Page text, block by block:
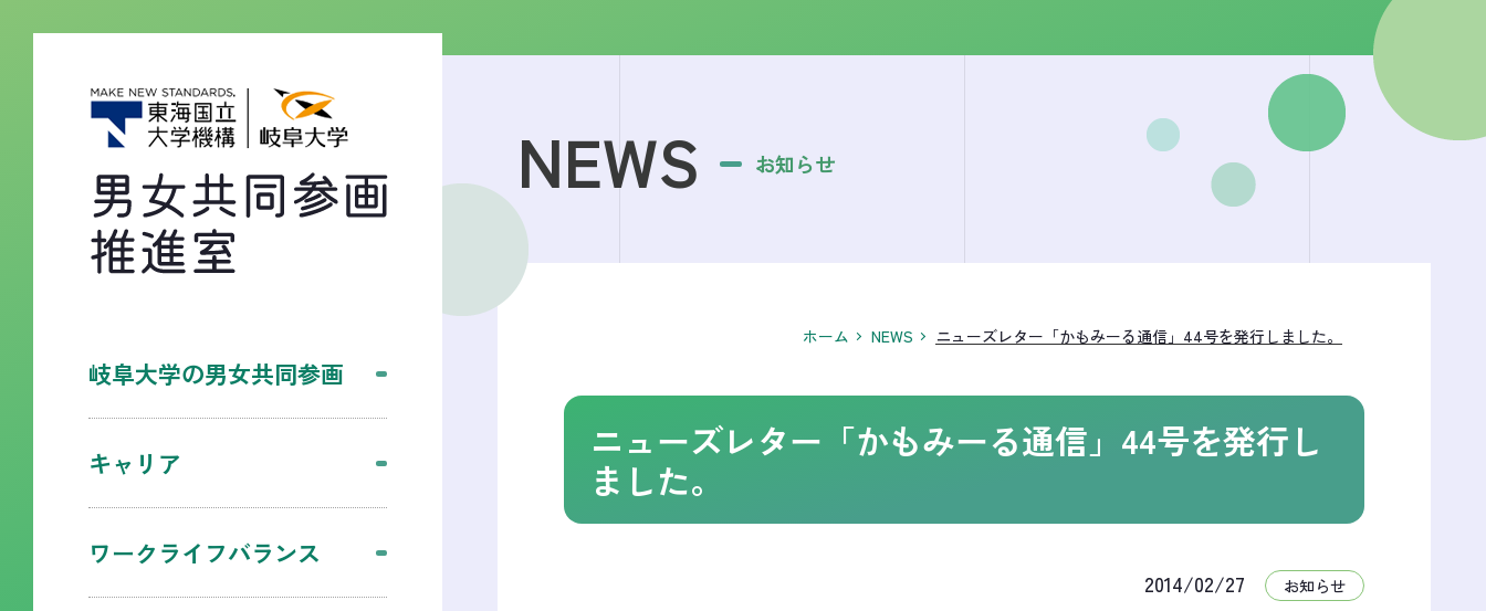
岐阜大学の男女共同参画
キャリア
ワークライフバランス
NEWS お知らせ
ホーム NEWS ニューズレター「かもみーる通信」44号を発行しました。
ニューズレター「かもみーる通信」44号を発行し
ました。
2014/02/27 お知らせ